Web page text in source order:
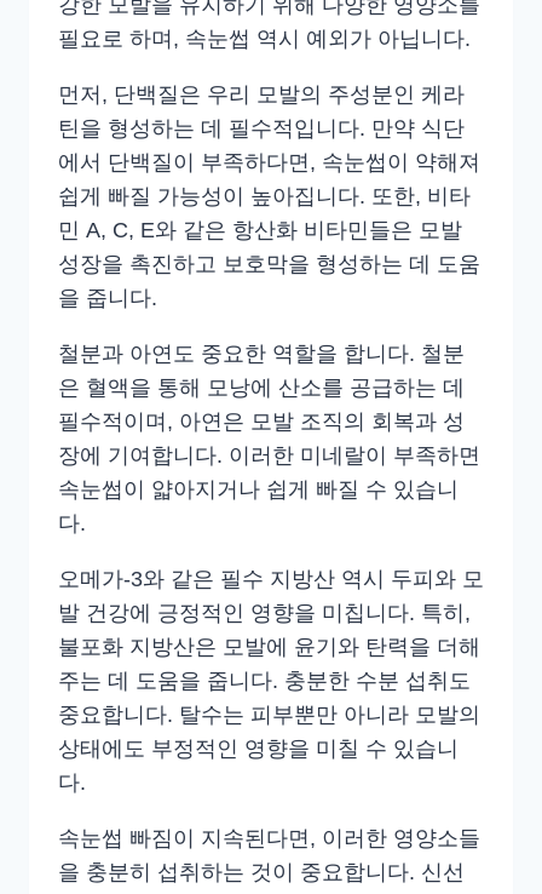
필요로 하며, 속눈썹 역시 예외가 아닙니다.
먼저, 단백질은 우리 모발의 주성분인 케라
틴을 형성하는 데 필수적입니다. 만약 식단
에서 단백질이 부족하다면, 속눈썹이 약해져
쉽게 빠질 가능성이 높아집니다. 또한, 비타
민 A, C, E와 같은 항산화 비타민들은 모발
성장을 촉진하고 보호막을 형성하는 데 도움
을 줍니다.
철분과 아연도 중요한 역할을 합니다. 철분
은 혈액을 통해 모낭에 산소를 공급하는 데
필수적이며, 아연은 모발 조직의 회복과 성
장에 기여합니다. 이러한 미네랄이 부족하면
속눈썹이 얇아지거나 쉽게 빠질 수 있습니
다.
오메가-3와 같은 필수 지방산 역시 두피와 모
발 건강에 긍정적인 영향을 미칩니다. 특히,
불포화 지방산은 모발에 윤기와 탄력을 더해
주는 데 도움을 줍니다. 충분한 수분 섭취도
중요합니다. 탈수는 피부뿐만 아니라 모발의
상태에도 부정적인 영향을 미칠 수 있습니
다.
속눈썹 빠짐이 지속된다면, 이러한 영양소들
을 충분히 섭취하는 것이 중요합니다. 신선